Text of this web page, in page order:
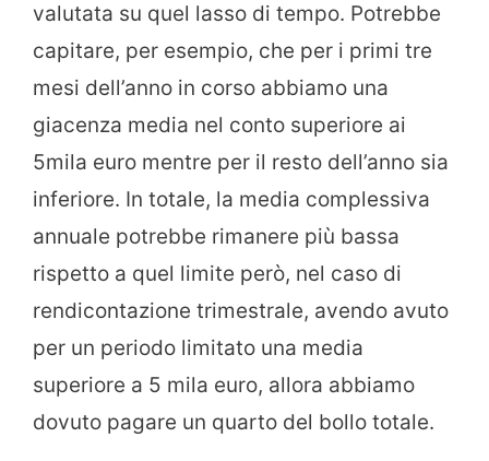
valutata su quel lasso di tempo. Potrebbe
capitare, per esempio, che per i primi tre
mesi dell’anno in corso abbiamo una
giacenza media nel conto superiore ai
5mila euro mentre per il resto dell’anno sia
inferiore. In totale, la media complessiva
annuale potrebbe rimanere più bassa
rispetto a quel limite però, nel caso di
rendicontazione trimestrale, avendo avuto
per un periodo limitato una media
superiore a 5 mila euro, allora abbiamo
dovuto pagare un quarto del bollo totale.